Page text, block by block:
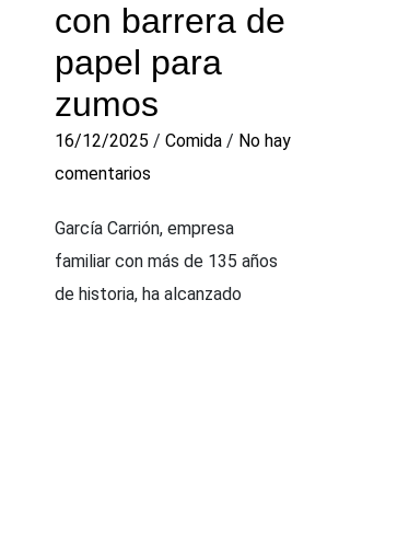
con barrera de
papel para
zumos
16/12/2025 / Comida / No hay
comentarios
García Carrión, empresa
familiar con más de 135 años
de historia, ha alcanzado